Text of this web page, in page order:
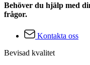
Behöver du hjälp med
frågor.
Kontakta oss
Bevisad kvalitet